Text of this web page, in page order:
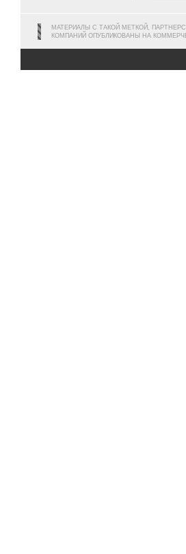
МАТЕРИАЛЫ С ТАКОЙ МЕТКОЙ,
КОМПАНИЙ ОПУБЛИКОВАНЫ НА